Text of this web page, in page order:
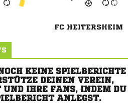
FC HEITERSHEIM
KEINE SPIELBERICHTE
DEINEN VEREIN,
IHRE FANS, INDEM DU
ANLEGST.